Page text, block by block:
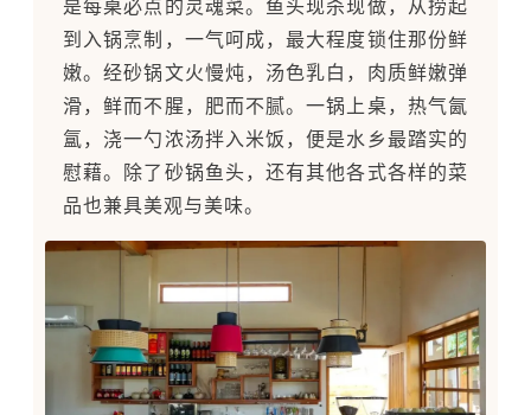
是每桌必点的灵魂菜。鱼头现杀现做，从捞起
到入锅烹制，一气呵成，最大程度锁住那份鲜
嫩。经砂锅文火慢炖，汤色乳白，肉质鲜嫩弹
滑，鲜而不腥，肥而不腻。一锅上桌，热气氤
氲，浇一勺浓汤拌入米饭，便是水乡最踏实的
慰藉。除了砂锅鱼头，还有其他各式各样的菜
品也兼具美观与美味。